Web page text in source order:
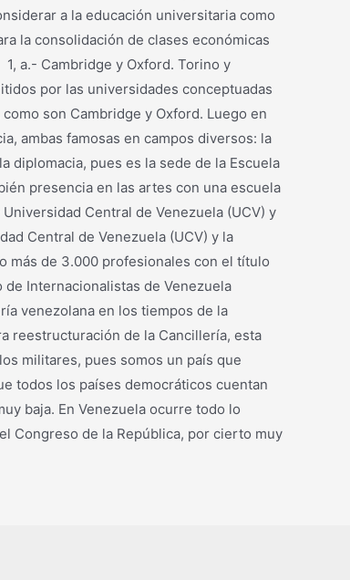
a la educación universitaria como
la consolidación de clases económicas
y Oxford. Torino y
por las universidades conceptuadas
son Cambridge y Oxford. Luego en
ambas famosas en campos diversos: la
diplomacia, pues es la sede de la Escuela
presencia en las artes con una escuela
Central de Venezuela (UCV) y
Central de Venezuela (UCV) y la
más de 3.000 profesionales con el título
Internacionalistas de Venezuela
venezolana en los tiempos de la
reestructuración de la Cancillería, esta
militares, pues somos un país que
todos los países democráticos cuentan
baja. En Venezuela ocurre todo lo
Congreso de la República, por cierto muy